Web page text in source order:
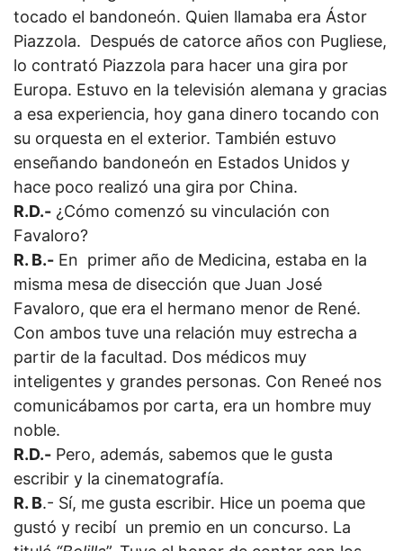
tocado el bandoneón. Quien llamaba era Ástor
Piazzola. Después de catorce años con Pugliese,
lo contrató Piazzola para hacer una gira por
Europa. Estuvo en la televisión alemana y gracias
a esa experiencia, hoy gana dinero tocando con
su orquesta en el exterior. También estuvo
enseñando bandoneón en Estados Unidos y
hace poco realizó una gira por China.
R.D.- ¿Cómo comenzó su vinculación con
Favaloro?
R. B.- En primer año de Medicina, estaba en la
misma mesa de disección que Juan José
Favaloro, que era el hermano menor de René.
Con ambos tuve una relación muy estrecha a
partir de la facultad. Dos médicos muy
inteligentes y grandes personas. Con Reneé nos
comunicábamos por carta, era un hombre muy
noble.
R.D.- Pero, además, sabemos que le gusta
escribir y la cinematografía.
R. B.- Sí, me gusta escribir. Hice un poema que
gustó y recibí un premio en un concurso. La